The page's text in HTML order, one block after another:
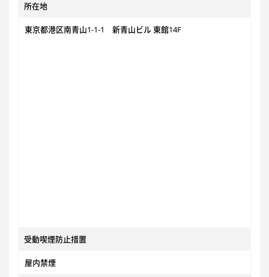
所在地
東京都港区南青山1-1-1 新青山ビル 東館14F
受動喫煙防止措置
屋内禁煙